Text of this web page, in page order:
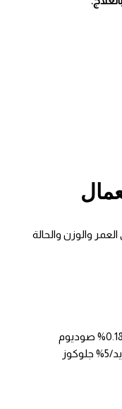
والوزن والحالة
محلول 0.9% صوديوم كلوريد/5% جلوكوز ، 0.18% صوديوم